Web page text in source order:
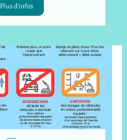
Plus d'infos